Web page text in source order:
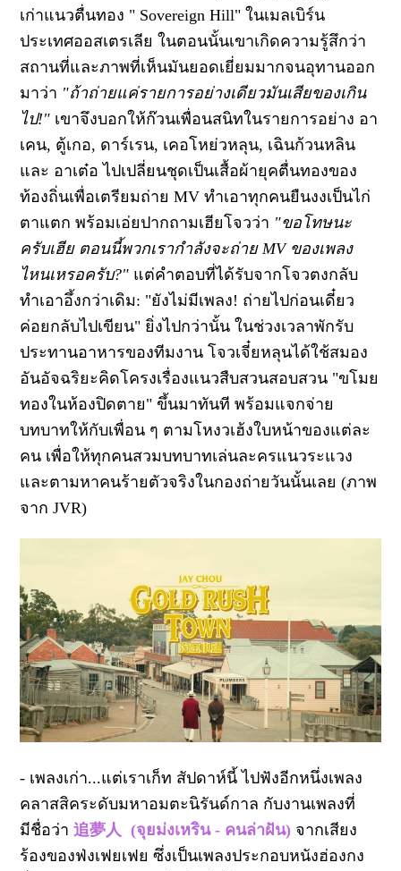
เก่าแนวตื่นทอง " Sovereign Hill"ในเมลเบิร์น
ประเทศออสเตรเลีย ในตอนนั้นเขาเกิดความรู้สึกว่า
สถานที่และภาพที่เห็นมันยอดเยี่ยมมากจนอุทานออก
มาว่า "ถ้าถ่ายแค่รายการอย่างเดียวมันเสียของเกิน
ไป!" เขาจึงบอกให้ก๊วนเพื่อนสนิทในรายการอย่าง อา
เคน, ตู้เกอ, ดาร์เรน, เคอโหย่วหลุน, เฉินก้วนหลิน
และ อาเต๋อ ไปเปลี่ยนชุดเป็นเสื้อผ้ายุคตื่นทองของ
ท้องถิ่นเพื่อเตรียมถ่ายMVทำเอาทุกคนยืนงงเป็นไก่
ตาแตก พร้อมเอ่ยปากถามเฮียโจวว่า "ขอโทษนะ
ครับเฮีย ตอนนี้พวกเรากำลังจะถ่ายMV ของเพลง
ไหนเหรอครับ?" แต่คำตอบที่ได้รับจากโจวตงกลับ
ทำเอาอึ้งกว่าเดิม: "ยังไม่มีเพลง! ถ่ายไปก่อนเดี๋ยว
ค่อยกลับไปเขียน" ยิ่งไปกว่านั้น ในช่วงเวลาพักรับ
ประทานอาหารของทีมงาน โจวเจี๋ยหลุนได้ใช้สมอง
อันอัจฉริยะคิดโครงเรื่องแนวสืบสวนสอบสวน "ขโมย
ทองในห้องปิดตาย" ขึ้นมาทันที พร้อมแจกจ่าย
บทบาทให้กับเพื่อน ๆ ตามโหงวเฮ้งใบหน้าของแต่ละ
คน เพื่อให้ทุกคนสวมบทบาทเล่นละครแนวระแวง
และตามหาคนร้ายตัวจริงในกองถ่ายวันนั้นเลย (ภาพ
จาก JVR)
- เพลงเก่า...แต่เราเก็ท สัปดาห์นี้ ไปฟังอีกหนึ่งเพลง
คลาสสิคระดับมหาอมตะนิรันด์กาล กับงานเพลงที่
มีชื่อว่า追夢人 (จุยม่งเหริน - คนล่าฝัน) จากเสียง
ร้องของฟ่งเฟยเฟย ซึ่งเป็นเพลงประกอบหนังฮ่องกง